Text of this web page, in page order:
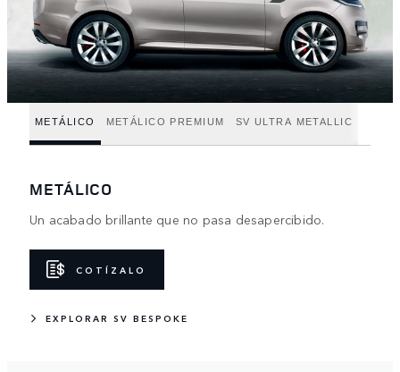
METÁLICO METÁLICO PREMIUM SV ULTRA METALLIC
METÁLICO
Un acabado brillante que no pasa desapercibido.
COTÍZALO
EXPLORAR SV BESPOKE